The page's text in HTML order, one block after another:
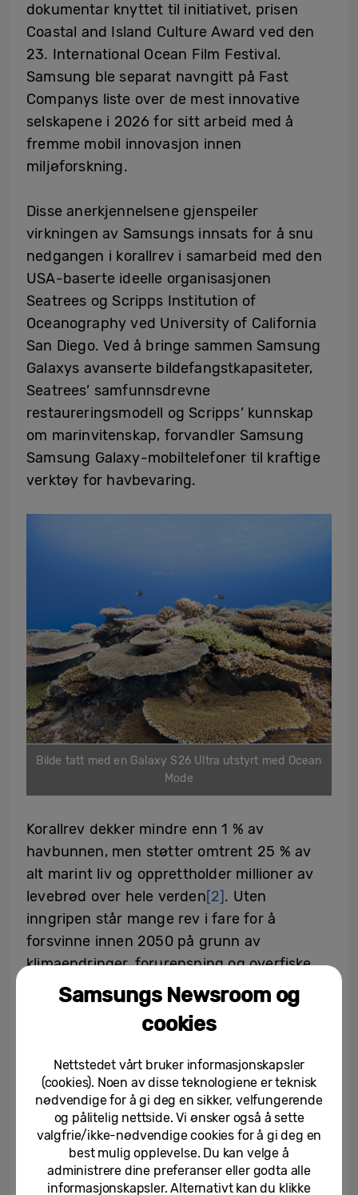
dokumentar knyttet til initiativet, prisen
Coastal and Island Culture Award ved den
23. International Ocean Film Festival.
Samsung ble separat navngitt på Fast
Companys liste over de mest innovative
selskapene i 2026 for sitt arbeid med å
fremme mobil innovasjon innen
miljøforskning.
Disse anerkjennelsene gjenspeiler
virkningen av Samsungs innsats for å snu
nedgangen i korallrev i samarbeid med den
USA-baserte ideelle organisasjonen
Seatrees og Scripps Institution of
Oceanography ved University of California
San Diego. Ved å bringe sammen Samsung
Galaxys avanserte bildefangstkapasiteter,
Seatrees’ samfunnsdrevne
restaureringsmodell og Scripps’ kunnskap
om marinvitenskap, forvandler Samsung
Samsung Galaxy-mobiltelefoner til kraftige
verktøy for havbevaring.
Bilde tatt med en Galaxy S26 Ultra utstyrt med Ocean
Mode
Korallrev dekker mindre enn 1 % av
havbunnen, men støtter omtrent 25 % av
alt marint liv og opprettholder millioner av
levebrød over hele verden[2]. Uten
inngripen står mange rev i fare for å
forsvinne innen 2050 på grunn av
klimaendringer, forurensning og overfiske.
For å bidra til å løse denne utfordringen
samarbeidet Samsung med Seatrees og
korallrev på tvers av et voksende nettverk
av steder i Costa Rica, Fiji, Galápagosøyene,
Indonesia og USA.
Gjennom initiativet ”Samsung x Seatrees:
Bring Coral in Focus” får partnere og
Samsungs Newsroom og
cookies
Nettstedet vårt bruker informasjonskapsler
(cookies). Noen av disse teknologiene er teknisk
nødvendige for å gi deg en sikker, velfungerende
og pålitelig nettside. Vi ønsker også å sette
valgfrie/ikke-nødvendige cookies for å gi deg en
best mulig opplevelse. Du kan velge å
administrere dine preferanser eller godta alle
informasjonskapsler. Alternativt kan du klikke